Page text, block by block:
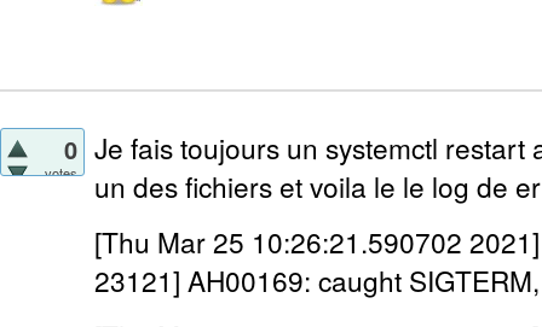
0
votes
Je fais toujours un systemctl restart
un des fichiers et voila le le log de
[Thu Mar 25 10:26:21.590702
23121] AH00169: caught